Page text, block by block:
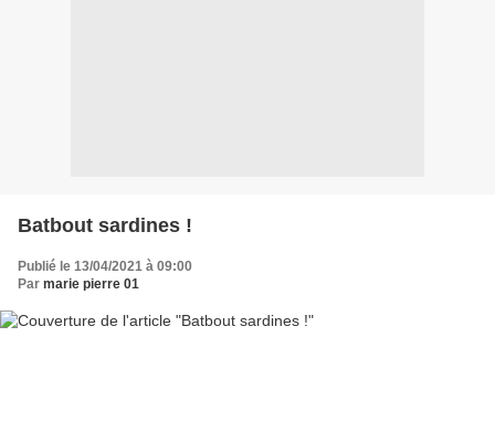
Batbout sardines !
Publié le 13/04/2021 à 09:00
Par marie pierre 01